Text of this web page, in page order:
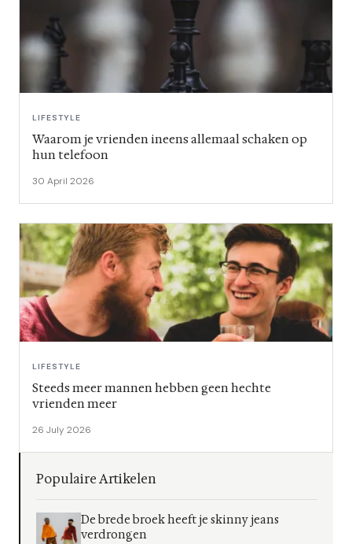
LIFESTYLE
Waarom je vrienden ineens allemaal schaken op
hun telefoon
30 April 2026
LIFESTYLE
Steeds meer mannen hebben geen hechte
vrienden meer
26 July 2026
Populaire Artikelen
De brede broek heeft je skinny jeans
verdrongen